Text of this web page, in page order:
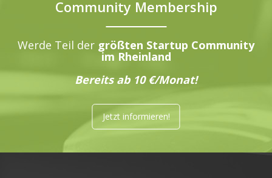
Community Membership
Werde Teil der größten Startup Community
im Rheinland
Bereits ab 10 €/Monat!
Jetzt informieren!